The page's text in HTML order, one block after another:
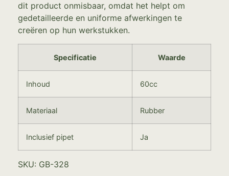
dit product onmisbaar, omdat het helpt om
gedetailleerde en uniforme afwerkingen te
creëren op hun werkstukken.
Specificatie Waarde
Inhoud 60cc
Materiaal Rubber
Inclusief pipet Ja
SKU: GB-328